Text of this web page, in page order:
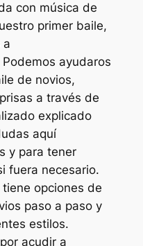
con música de
primer baile,
a
Podemos ayudaros
de novios,
a través de
explicado
aquí
y para tener
fuera necesario.
opciones de
paso a paso y
estilos.
acudir a